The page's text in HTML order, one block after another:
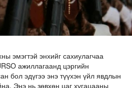
эмэгтэй энхийг сахиулагчаа
ажиллагаанд цэргийн
бол эдүгээ энэ түүхэн үйл явдлын
Энэ нь зөвхөн цаг хугацааны